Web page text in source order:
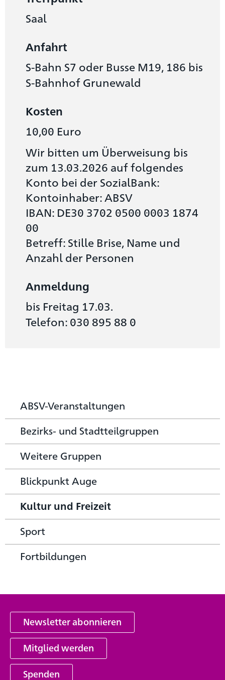
Saal
Anfahrt
S-Bahn S7 oder Busse M19, 186 bis
S-Bahnhof Grunewald
Kosten
10,00 Euro
Wir bitten um Überweisung bis
zum 13.03.2026 auf folgendes
Konto bei der SozialBank:
Kontoinhaber: ABSV
IBAN: DE30 3702 0500 0003 1874
00
Betreff: Stille Brise, Name und
Anzahl der Personen
Anmeldung
bis Freitag 17.03.
Telefon: 030 895 88 0
ABSV-Veranstaltungen
Bezirks- und Stadtteilgruppen
Weitere Gruppen
Blickpunkt Auge
Kultur und Freizeit
Sport
Fortbildungen
Newsletter abonnieren
Mitglied werden
Spenden